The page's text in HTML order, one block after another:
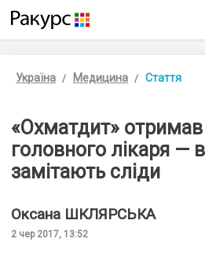
Україна Медицина Стаття
«Охматдит»
головного лікаря — в
замітають сліди
Оксана ШКЛЯРСЬКА
2 чер 2017, 13:52